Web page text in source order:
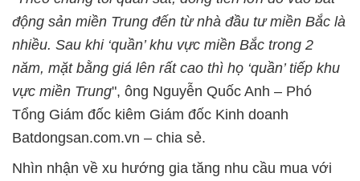
động sản miền Trung đến từ nhà đầu tư miền Bắc là
nhiều. Sau khi ‘quần’ khu vực miền Bắc trong 2
năm, mặt bằng giá lên rất cao thì họ ‘quần’ tiếp khu
vực miền Trung", ông Nguyễn Quốc Anh – Phó
Tổng Giám đốc kiêm Giám đốc Kinh doanh
Batdongsan.com.vn – chia sẻ.
Nhìn nhận về xu hướng gia tăng nhu cầu mua với